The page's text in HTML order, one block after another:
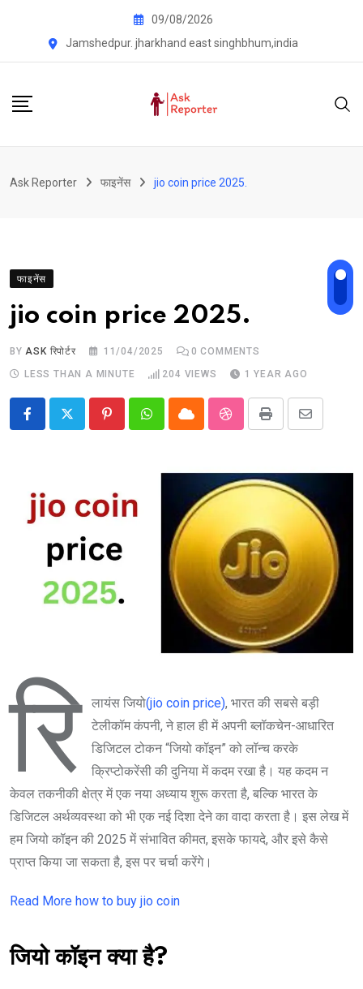
09/08/2026
Jamshedpur. jharkhand east singhbhum,india
Ask Reporter फाइनेंस jio coin price 2025.
फाइनेंस
jio coin price 2025.
BY ASK रिपोर्टर 11/04/2025 0 COMMENTS
LESS THAN A MINUTE
204 VIEWS 1 YEAR AGO
PinterestWhatsappCloud StumbleUpon
Print
Share
रि लायंस जियो(jio coin price), भारत की सबसे बड़ी
टेलीकॉम कंपनी, ने हाल ही में अपनी ब्लॉकचेन-आधारित
डिजिटल टोकन “जियो कॉइन” को लॉन्च करके
क्रिप्टोकरेंसी की दुनिया में कदम रखा है। यह कदम न
केवल तकनीकी क्षेत्र में एक नया अध्याय शुरू करता है, बल्कि भारत के
डिजिटल अर्थव्यवस्था को भी एक नई दिशा देने का वादा करता है। इस लेख में
हम जियो कॉइन की 2025 में संभावित कीमत, इसके फायदे, और इसे कैसे
प्राप्त किया जा सकता है, इस पर चर्चा करेंगे।
Read More how to buy jio coin
जियो कॉइन क्या है?